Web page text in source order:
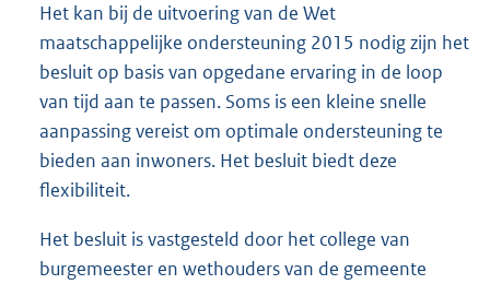
Het kan bij de uitvoering van de Wet
maatschappelijke ondersteuning 2015 nodig zijn het
besluit op basis van opgedane ervaring in de loop
van tijd aan te passen. Soms is een kleine snelle
aanpassing vereist om optimale ondersteuning te
bieden aan inwoners. Het besluit biedt deze
flexibiliteit.
Het besluit is vastgesteld door het college van
burgemeester en wethouders van de gemeente